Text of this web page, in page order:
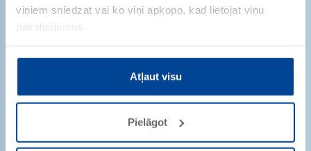
viņiem sniedzat vai ko viņi apkopo, kad lietojat viņu
pakalpojumus.
Atļaut visu
Pielāgot
1010 Rīga
Latvija
pasutijumi@remmers.com